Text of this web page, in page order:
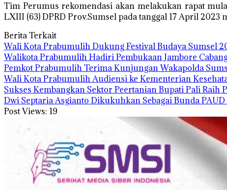
Tim Perumus rekomendasi akan melakukan rapat
LXIII (63) DPRD Prov.Sumsel pada tanggal 17 April 2023
Berita Terkait
Wali Kota Prabumulih Dukung Festival Budaya Sumsel
Walikota Prabumulih Hadiri Pembukaan Jambore
Pemkot Prabumulih Terima Kunjungan Wakapolda
Wali Kota Prabumulih Audiensi ke Kementerian
Sukses Kembangkan Sektor Peertanian Bupati Pali
Dwi Septaria Asgianto Dikukuhkan Sebagai Bunda PAUD
Post Views: 19